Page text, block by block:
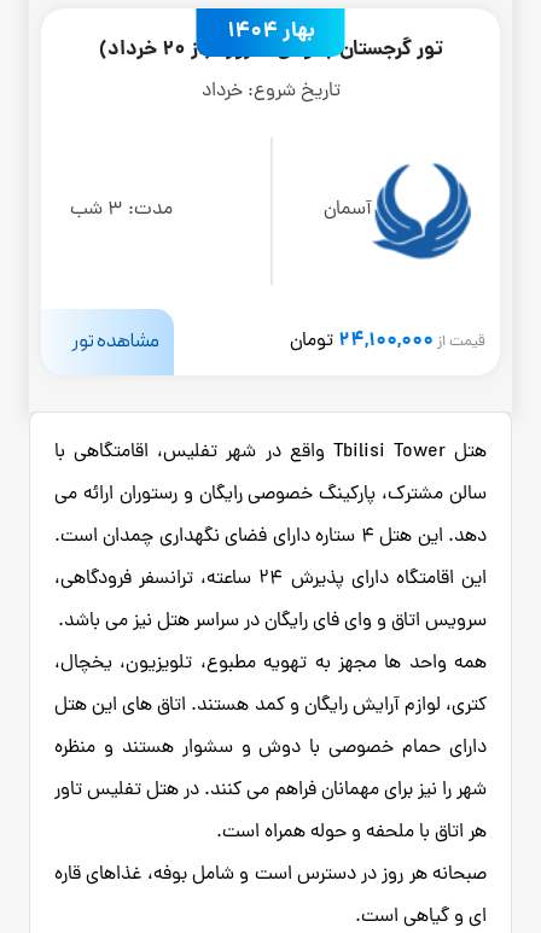
بهار 1404
تور گرجستان باتومی 4 روزه (از 20 خرداد)
تاریخ شروع: خرداد
آسمان مدت: 3 شب
قیمت از 24,100,000 تومان مشاهده تور
هتل Tbilisi Tower واقع در شهر تفلیس، اقامتگاهی با
سالن مشترک، پارکینگ خصوصی رایگان و رستوران ارائه می
دهد. این هتل 4 ستاره دارای فضای نگهداری چمدان است.
این اقامتگاه دارای پذیرش 24 ساعته، ترانسفر فرودگاهی،
سرویس اتاق و وای فای رایگان در سراسر هتل نیز می باشد.
همه واحد ها مجهز به تهویه مطبوع، تلویزیون، یخچال،
کتری، لوازم آرایش رایگان و کمد هستند. اتاق‌ های این هتل
دارای حمام خصوصی با دوش و سشوار هستند و منظره
شهر را نیز برای مهمانان فراهم می‌ کنند. در هتل تفلیس تاور
هر اتاق با ملحفه و حوله همراه است.
صبحانه هر روز در دسترس است و شامل بوفه، غذاهای قاره
ای و گیاهی است.